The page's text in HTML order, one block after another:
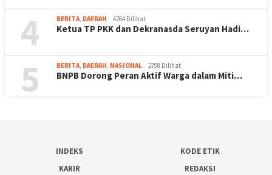
4 BERITA, DAERAH 4764 Dilihat
Ketua TP PKK dan Dekranasda Seruyan Hadi…
5 BERITA, DAERAH, NASIONAL 2798 Dilihat
BNPB Dorong Peran Aktif Warga dalam Miti…
INDEKS
KODE ETIK
KARIR
REDAKSI